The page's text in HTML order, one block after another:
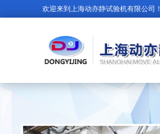
欢迎来到上海动亦静试验机有限公司！